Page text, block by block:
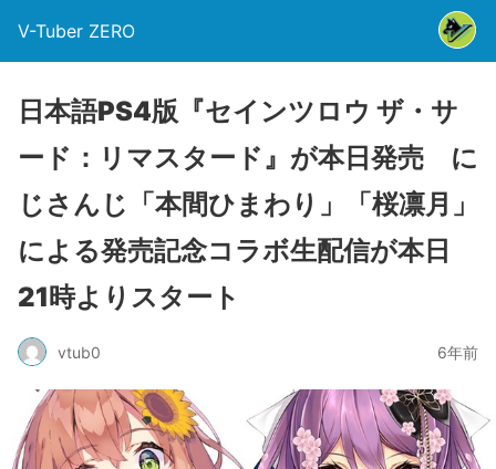
V-Tuber ZERO
日本語PS4版『セインツロウ ザ・サ
ード：リマスタード』が本日発売 に
じさんじ「本間ひまわり」「桜凛月」
による発売記念コラボ生配信が本日
21時よりスタート
vtub0 6年前